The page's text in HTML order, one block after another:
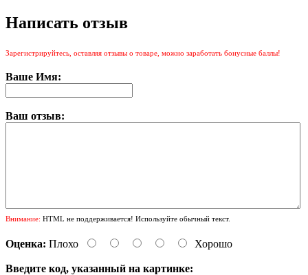
Написать отзыв
Зарегистрируйтесь, оставляя отзывы о товаре, можно заработать бонусные баллы!
Ваше Имя:
Ваш отзыв:
Внимание: HTML не поддерживается! Используйте обычный текст.
Оценка: Плохо Хорошо
Введите код, указанный на картинке: